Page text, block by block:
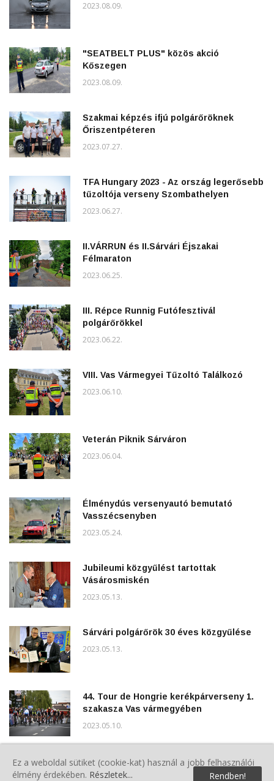
2023.08.09.
"SEATBELT PLUS" közös akció
Kőszegen
2023.08.09.
Szakmai képzés ifjú polgárőröknek
Őriszentpéteren
2023.07.27.
TFA Hungary 2023 - Az ország legerősebb
tűzoltója verseny Szombathelyen
2023.06.27.
II.VÁRRUN és II.Sárvári Éjszakai
Félmaraton
2023.06.25.
III. Répce Runnig Futófesztivál
polgárőrökkel
2023.06.22.
VIII. Vas Vármegyei Tűzoltó Találkozó
2023.06.10.
Veterán Piknik Sárváron
2023.06.04.
Élménydús versenyautó bemutató
Vasszécsenyben
2023.05.24.
Jubileumi közgyűlést tartottak
Vásárosmiskén
2023.05.13.
Sárvári polgárőrök 30 éves közgyűlése
2023.05.13.
44. Tour de Hongrie kerékpárverseny 1.
szakasza Vas vármegyében
2023.05.10.
Villanyoszlopok dőltek ki Csepregen
2023.03.27.
Ez a weboldal sütiket (cookie-kat) használ a jobb felhasználói
élmény érdekében. Részletek... Rendben!